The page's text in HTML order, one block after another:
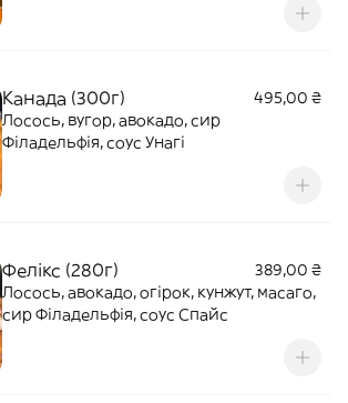
Канада (300г)
495,00 ₴
Лосось, вугор, авокадо, сир
Філадельфія, соус Унагі
Фелікс (280г)
389,00 ₴
Лосось, авокадо, огірок, кунжут, масаго,
сир Філадельфія, соус Спайс